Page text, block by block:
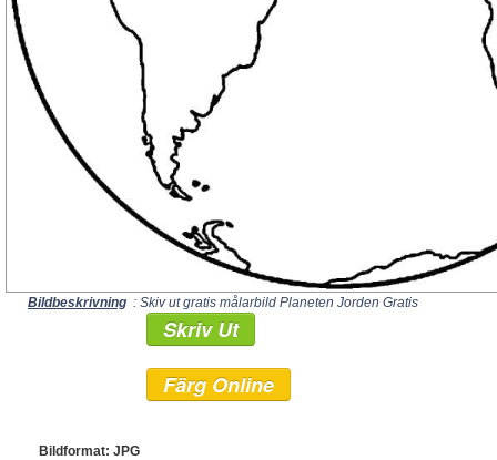
Bildbeskrivning : Skiv ut gratis målarbild Planeten Jorden Gratis
Skriv Ut
Färg Online
Bildformat: JPG